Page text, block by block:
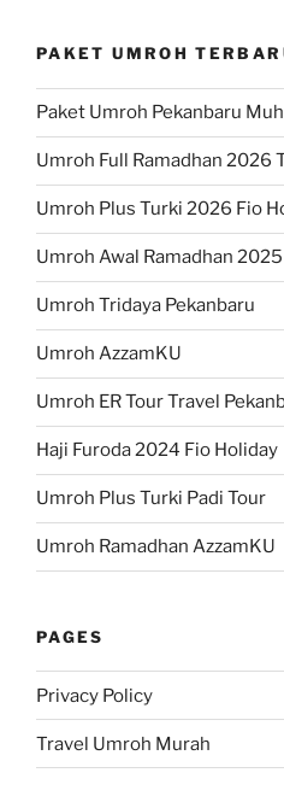
PAKET UMROH
Paket Umroh Pekanbaru
Umroh Full Ramadhan 2026
Umroh Plus Turki 2026 Fio
Umroh Awal Ramadhan
Umroh Tridaya Pekanbaru
Umroh AzzamKU
Umroh ER Tour Travel
Haji Furoda 2024 Fio Holiday
Umroh Plus Turki Padi Tour
Umroh Ramadhan AzzamKU
PAGES
Privacy Policy
Travel Umroh Murah